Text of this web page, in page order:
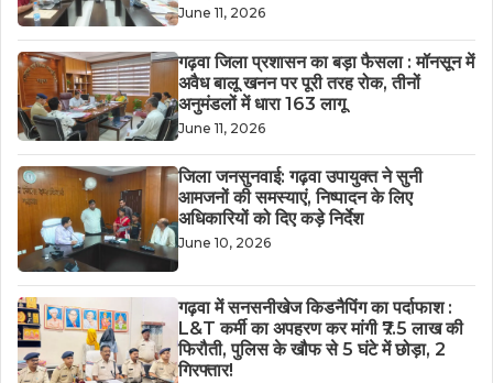
June 11, 2026
गढ़वा जिला प्रशासन का बड़ा फैसला : मॉनसून में
अवैध बालू खनन पर पूरी तरह रोक, तीनों
अनुमंडलों में धारा 163 लागू
June 11, 2026
जिला जनसुनवाई: गढ़वा उपायुक्त ने सुनी
आमजनों की समस्याएं, निष्पादन के लिए
अधिकारियों को दिए कड़े निर्देश
June 10, 2026
गढ़वा में सनसनीखेज किडनैपिंग का पर्दाफाश :
L&T कर्मी का अपहरण कर मांगी ₹7.5 लाख की
फिरौती, पुलिस के खौफ से 5 घंटे में छोड़ा, 2
गिरफ्तार!